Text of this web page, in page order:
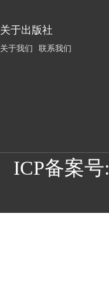
关于出版社
关于我们 联系我们
ICP备案号: